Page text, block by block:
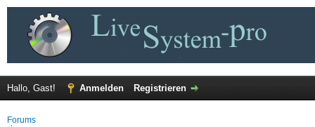
Hallo, Gast! Anmelden Registrieren
Forums